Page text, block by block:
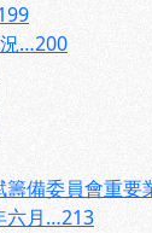
…200
籌備委員會重
六月…213